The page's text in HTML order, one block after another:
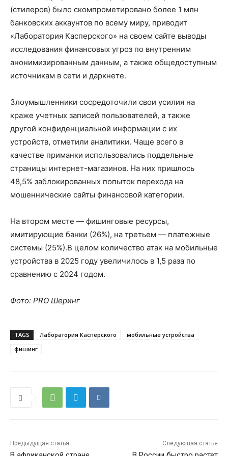
(стилеров) было скомпрометировано более 1 млн
банковских аккаунтов по всему миру, приводит
«Лаборатория Касперского» на своем сайте выводы
исследования финансовых угроз по внутренним
анонимизированным данным, а также общедоступным
источникам в сети и даркнете.
Злоумышленники сосредоточили свои усилия на
краже учетных записей пользователей, а также
другой конфиденциальной информации с их
устройств, отметили аналитики. Чаще всего в
качестве приманки использовались поддельные
страницы интернет-магазинов. На них пришлось
48,5% заблокированных попыток перехода на
мошеннические сайты финансовой категории.
На втором месте — фишинговые ресурсы,
имитирующие банки (26%), на третьем — платежные
системы (25%).В целом количество атак на мобильные
устройства в 2025 году увеличилось в 1,5 раза по
сравнению с 2024 годом.
Фото: PRO Шеринг
TAGS Лаборатория Касперского
мобильные устройства
фишинг
Предыдущая статья Следующая статья